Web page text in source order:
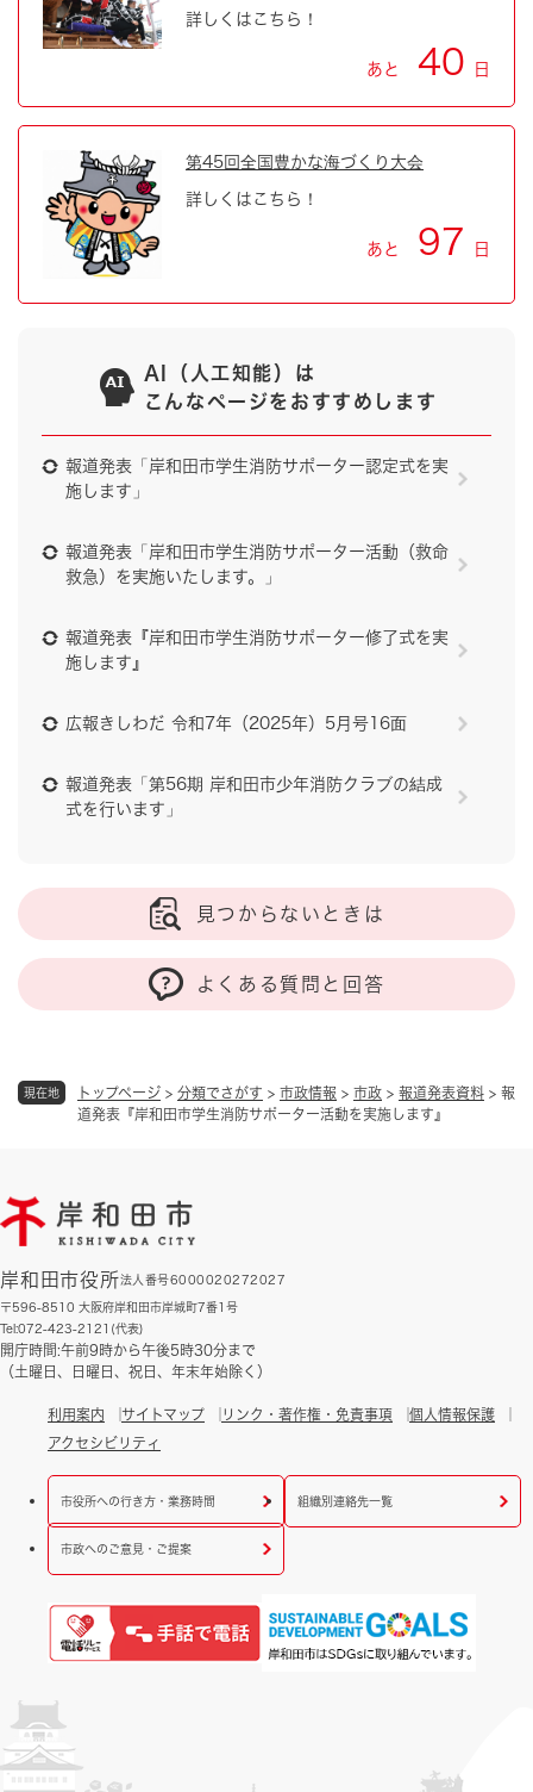
現在地 トップページ > 分類でさがす > 市政情報 > 市政 > 報道発表資料 > 報
道発表『岸和田市学生消防サポーター活動を実施します』
詳しくはこちら！
あと 40 日
第45回全国豊かな海づくり大会
詳しくはこちら！
あと 97 日
AI（人工知能）は
こんなページをおすすめします
報道発表「岸和田市学生消防サポーター認定式を実
施します」
報道発表「岸和田市学生消防サポーター活動（救命
救急）を実施いたします。」
報道発表『岸和田市学生消防サポーター修了式を実
施します』
広報きしわだ 令和7年（2025年）5月号16面
報道発表「第56期 岸和田市少年消防クラブの結成
式を行います」
見つからないときは
よくある質問と回答
岸和田市役所法人番号6000020272027
〒596-8510 大阪府岸和田市岸城町7番1号
Tel:072-423-2121(代表)
開庁時間:午前9時から午後5時30分まで
（土曜日、日曜日、祝日、年末年始除く）
利用案内 サイトマップ リンク・著作権・免責事項
個人情報保護
アクセシビリティ
市役所への行き方・業務時間 組織別連絡先一覧
市政へのご意見・ご提案